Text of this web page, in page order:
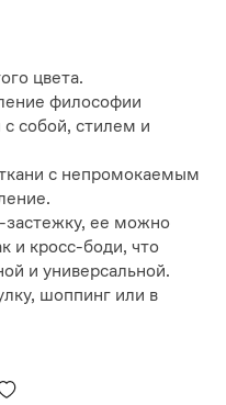
цвета.
философии
собой, стилем и
с непромокаемым
застежку, ее можно
и кросс-боди, что
и универсальной.
шоппинг или в